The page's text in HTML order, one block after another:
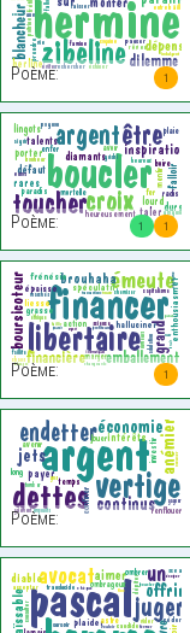
1
Poème:
1 1
Poème:
1
Poème:
Poème: